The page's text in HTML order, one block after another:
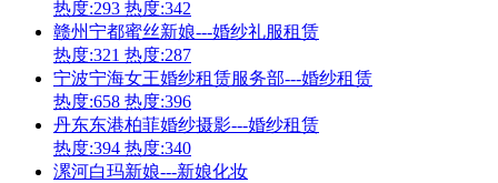
热度:293 热度:342
赣州宁都蜜丝新娘---婚纱礼服租赁
热度:321 热度:287
宁波宁海女王婚纱租赁服务部---婚纱租赁
热度:658 热度:396
丹东东港柏菲婚纱摄影---婚纱租赁
热度:394 热度:340
漯河白玛新娘---新娘化妆